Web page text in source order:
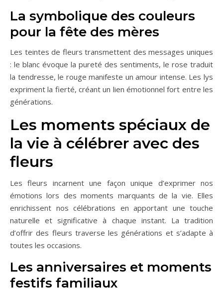
La symbolique des couleurs
pour la fête des mères
Les teintes de fleurs transmettent des messages uniques
: le blanc évoque la pureté des sentiments, le rose traduit
la tendresse, le rouge manifeste un amour intense. Les lys
expriment la fierté, créant un lien émotionnel fort entre les
générations.
Les moments spéciaux de
la vie à célébrer avec des
fleurs
Les fleurs incarnent une façon unique d’exprimer nos
émotions lors des moments marquants de la vie. Elles
enrichissent nos célébrations en apportant une touche
naturelle et significative à chaque instant. La tradition
d’offrir des fleurs traverse les générations et s’adapte à
toutes les occasions.
Les anniversaires et moments
festifs familiaux